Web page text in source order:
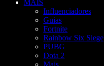
MAIS
Influenciadores
Guias
Fortnite
Rainbow Six Siege
PUBG
Dota 2
Mais